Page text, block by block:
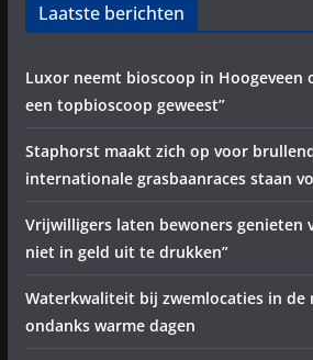
Laatste berichten
Luxor neemt bioscoop in Hoogeveen
een topbioscoop geweest”
Staphorst maakt zich op voor
internationale grasbaanraces staan
Vrijwilligers laten bewoners genieten
niet in geld uit te drukken”
Waterkwaliteit bij zwemlocaties in de
ondanks warme dagen